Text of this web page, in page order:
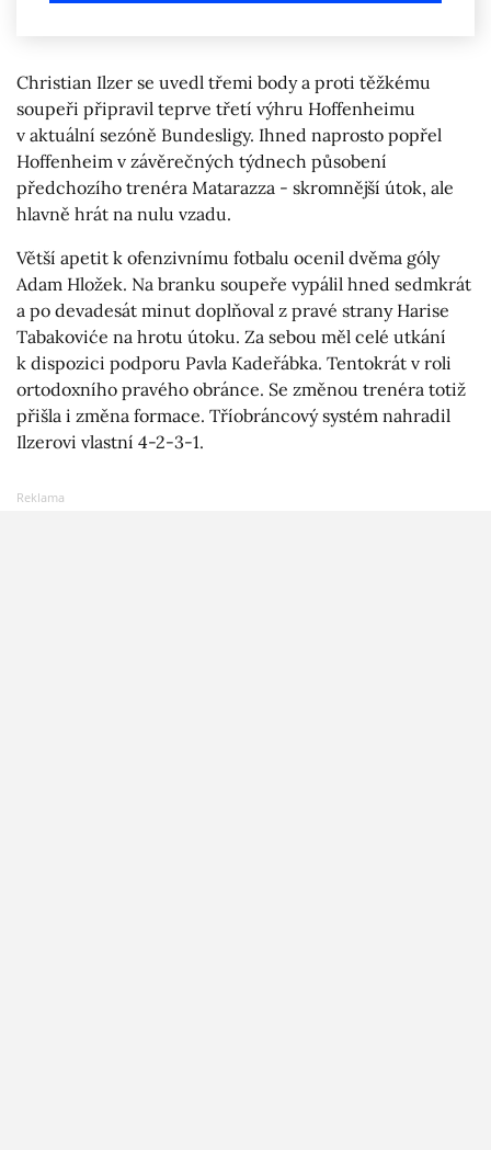
Christian Ilzer se uvedl třemi body a proti těžkému
soupeři připravil teprve třetí výhru Hoffenheimu
v aktuální sezóně Bundesligy. Ihned naprosto popřel
Hoffenheim v závěrečných týdnech působení
předchozího trenéra Matarazza - skromnější útok, ale
hlavně hrát na nulu vzadu.
Větší apetit k ofenzivnímu fotbalu ocenil dvěma góly
Adam Hložek. Na branku soupeře vypálil hned sedmkrát
a po devadesát minut doplňoval z pravé strany Harise
Tabakoviće na hrotu útoku. Za sebou měl celé utkání
k dispozici podporu Pavla Kadeřábka. Tentokrát v roli
ortodoxního pravého obránce. Se změnou trenéra totiž
přišla i změna formace. Tříobráncový systém nahradil
Ilzerovi vlastní 4-2-3-1.